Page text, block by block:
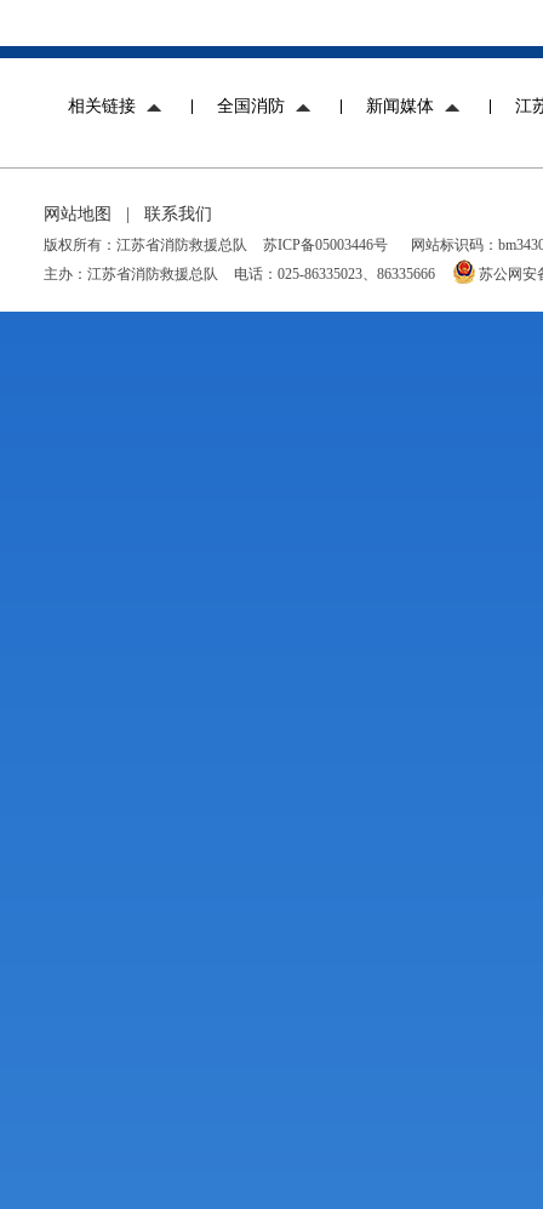
相关链接 全国消防 新闻媒体 江
网站地图 联系我们
版权所有：江苏省消防救援总队 苏ICP备05003446号
网站标识码：
主办：江苏省消防救援总队
电话：025-86335023、86335666 苏公网安